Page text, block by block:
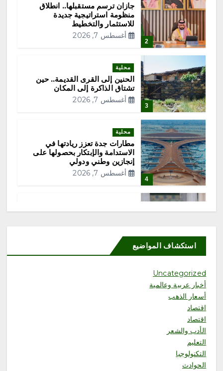
ح
ا
ا
م
ق
ل
ت
2
جازان ترسم مستقبلها.. انطلاق
منظومة استراتيجية جديدة
للاستثمار والتخطيط
أغسطس 7, 2026
3
محلية
الحنين إلى القرى القديمة.. حين
تشتاق الذاكرة إلى المكان
أغسطس 7, 2026
4
محلية
مطارات جدة تعزز ريادتها في
الاستدامة والإبتكار بحصولها على
إنجازين وطني ودولي
أغسطس 7, 2026
المسلمين بتقوى الله فهي مفتاح
سعادة
أغسطس 7, 2026
استكشاف المواضيع
Uncategorized
أخبار عربية وعالمية
أسعار الذهب
اقتصاد
اقتصاد
الأدب والشعر
التعليم
التكنولوجيا
الحوادث